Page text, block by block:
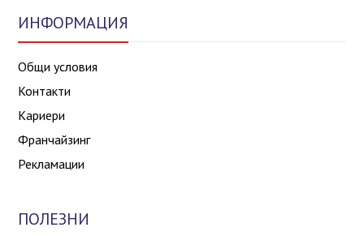
ИНФОРМАЦИЯ
Общи условия
Контакти
Кариери
Франчайзинг
Рекламации
ПОЛЕЗНИ